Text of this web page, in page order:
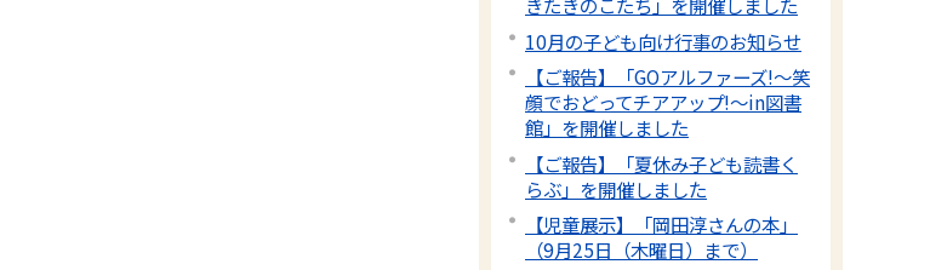
10月の子ども向け行事のお知らせ
【ご報告】「GOアルファーズ!～笑
顔でおどってチアアップ!～in図書
館」を開催しました
【ご報告】「夏休み子ども読書く
らぶ」を開催しました
【児童展示】「岡田淳さんの本」
（9月25日（木曜日）まで）